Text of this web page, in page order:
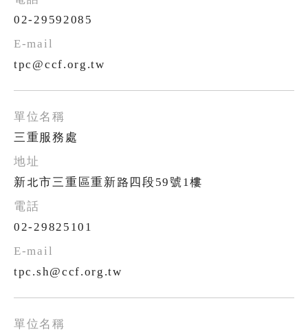
02-29592085
tpc@ccf.org.tw
三重服務處
新北市三重區重新路四段59號1樓
02-29825101
tpc.sh@ccf.org.tw